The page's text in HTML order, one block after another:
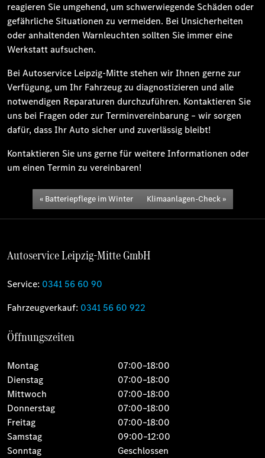
reagieren Sie umgehend, um schwerwiegende Schäden oder
gefährliche Situationen zu vermeiden. Bei Unsicherheiten
oder anhaltenden Warnleuchten sollten Sie immer eine
Werkstatt aufsuchen.
Bei Autoservice Leipzig-Mitte stehen wir Ihnen gerne zur
Verfügung, um Ihr Fahrzeug zu diagnostizieren und alle
notwendigen Reparaturen durchzuführen. Kontaktieren Sie
uns bei Fragen oder zur Terminvereinbarung – wir sorgen
dafür, dass Ihr Auto sicher und zuverlässig bleibt!
Kontaktieren Sie uns gerne für weitere Informationen oder
um einen Termin zu vereinbaren!
Batteriepflege im Winter Klimaanlagen-Check
Autoservice Leipzig-Mitte GmbH
Service: 0341 56 60 90
Fahrzeugverkauf: 0341 56 60 922
Öffnungszeiten
Montag
07:00–18:00
Dienstag
07:00–18:00
Mittwoch
07:00–18:00
Donnerstag
07:00–18:00
Freitag
07:00–18:00
Samstag
09:00–12:00
Sonntag
Geschlossen